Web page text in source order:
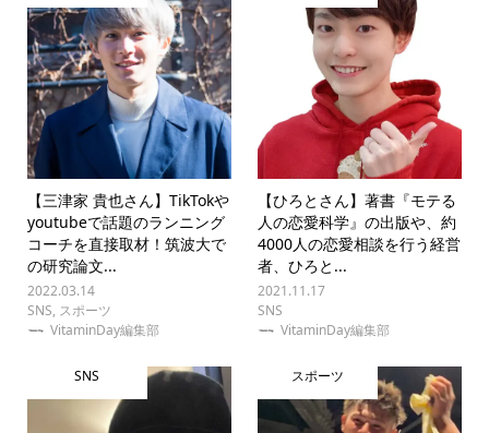
【三津家 貴也さん】TikTokや
youtubeで話題のランニング
コーチを直接取材！筑波大で
の研究論文...
2022.03.14
SNS, スポーツ
VitaminDay編集部
【ひろとさん】著書『モテる
人の恋愛科学』の出版や、約
4000人の恋愛相談を行う経営
者、ひろと...
2021.11.17
SNS
VitaminDay編集部
SNS スポーツ